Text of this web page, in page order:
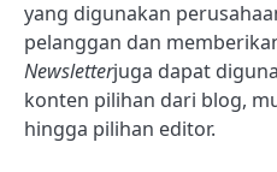
yang digunakan
pelanggan dan
Newsletterjuga dapat
konten pilihan dari blog,
hingga pilihan editor.